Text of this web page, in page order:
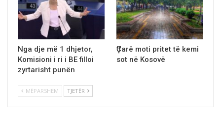
Nga dje më 1 dhjetor,
Komisioni i ri i BE filloi
zyrtarisht punën
Ҫ’farë moti pritet të kemi
sot në Kosovë
MËPARSHËM TJETËR